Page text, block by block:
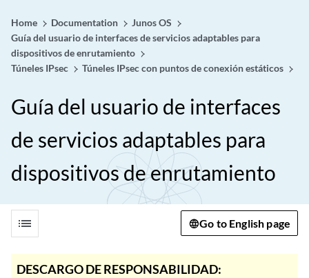
Home Documentation
Junos OS
Guía del usuario de interfaces de servicios adaptables para
dispositivos de enrutamiento
Túneles IPsec
Túneles IPsec con puntos de conexión estáticos
Guía del usuario de interfaces
de servicios adaptables para
dispositivos de enrutamiento
list Go to English page
DESCARGO DE RESPONSABILIDAD: